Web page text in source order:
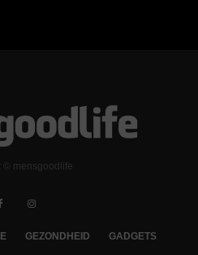
© mensgoodlife
GEZONDHEID GADGETS